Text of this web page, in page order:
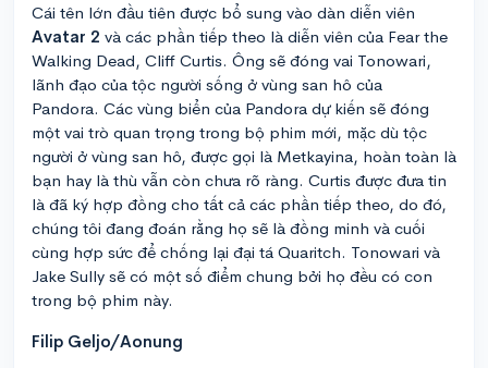
Cái tên lớn đầu tiên được bổ sung vào dàn diễn viên
Avatar 2 và các phần tiếp theo là diễn viên của Fear the
Walking Dead, Cliff Curtis. Ông sẽ đóng vai Tonowari,
lãnh đạo của tộc người sống ở vùng san hô của
Pandora. Các vùng biển của Pandora dự kiến sẽ đóng
một vai trò quan trọng trong bộ phim mới, mặc dù tộc
người ở vùng san hô, được gọi là Metkayina, hoàn toàn là
bạn hay là thù vẫn còn chưa rõ ràng. Curtis được đưa tin
là đã ký hợp đồng cho tất cả các phần tiếp theo, do đó,
chúng tôi đang đoán rằng họ sẽ là đồng minh và cuối
cùng hợp sức để chống lại đại tá Quaritch. Tonowari và
Jake Sully sẽ có một số điểm chung bởi họ đều có con
trong bộ phim này.
Filip Geljo/Aonung